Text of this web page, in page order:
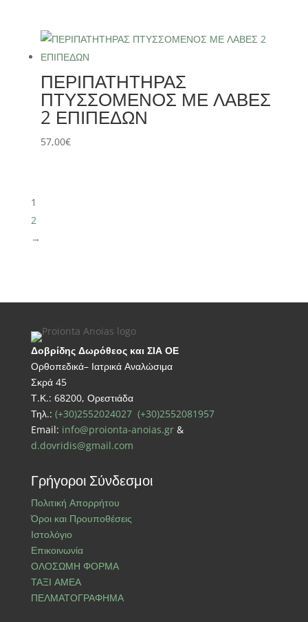
ΠΕΡΙΠΑΤΗΤΗΡΑΣ
ΠΤΥΣΣΟΜΕΝΟΣ ΜΕ ΛΑΒΕΣ
2 ΕΠΙΠΕΔΩΝ
57,00€
1
2
→
Δοβρίδης Δωρόθεος και ΣΙΑ ΟΕ
Ορθοπεδικά– Ιατρικά Αναλώσιμα
Σκρά 45
Τ.Κ.: 68200, Ορεστιάδα
Τηλ.: (+30)2552024027 (+30)2552081957
Email: info@proionta-anoias.gr&
d.dovridis@gmail.com
Γρήγοροι Σύνδεσμοι
Πολιτική Απορρήτου
Όροι και Προυποθέσεις
Ιστολόγιο
Επικοινωνία
ΟΛΟΣΩΜΗ ΦΟΡΜΑ
ΤΑΞΙ ΑΜΕΑ
ΠΕΛΜΑΤΟΓΡΑΦΗΜΑ